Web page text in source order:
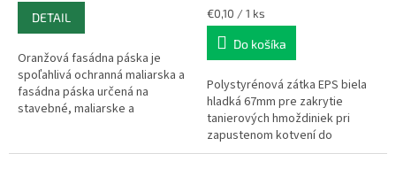
DETAIL
Oranžová fasádna páska je
spoľahlivá ochranná maliarska a
fasádna páska určená na
stavebné, maliarske a
odoláva UV...
Jednotková
cena:
€0,10 / 1 ks
Do košíka
Polystyrénová zátka EPS biela
hladká 67mm pre zakrytie
tanierových hmoždiniek pri
zapustenom kotvení do
izolačných dosiek z polystyrénu